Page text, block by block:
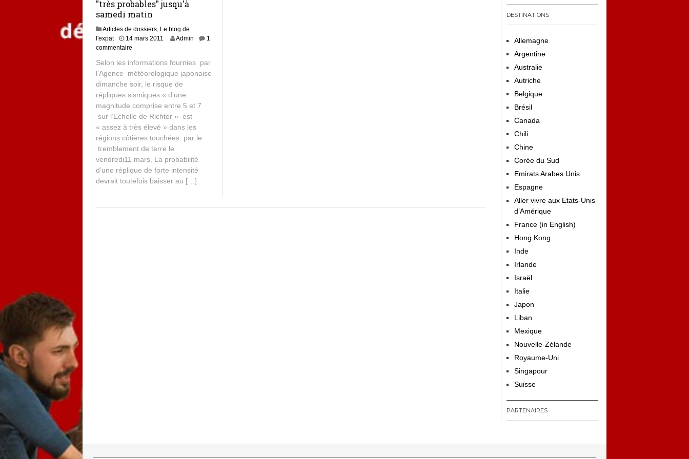
"très probables" jusqu'à
samedi matin
Articles de dossiers, Le blog de
l'expat
14 mars 2011 Admin
1
commentaire
Selon les informations fournies par
l’Agence météorologique japonaise
dimanche soir, le risque de
répliques sismiques « d’une
magnitude comprise entre 5 et 7
sur l’Echelle de Richter » est
« assez à très élevé » dans les
régions côtières touchées par le
tremblement de terre le
vendredi11 mars. La probabilité
d’une réplique de forte intensité
devrait toutefois baisser au […]
DESTINATIONS
Allemagne
Argentine
Australie
Autriche
Belgique
Brésil
Canada
Chili
Chine
Corée du Sud
Emirats Arabes Unis
Espagne
Aller vivre aux Etats-Unis
d’Amérique
France (in English)
Hong Kong
Inde
Irlande
Israël
Italie
Japon
Liban
Mexique
Nouvelle-Zélande
Royaume-Uni
Singapour
Suisse
PARTENAIRES